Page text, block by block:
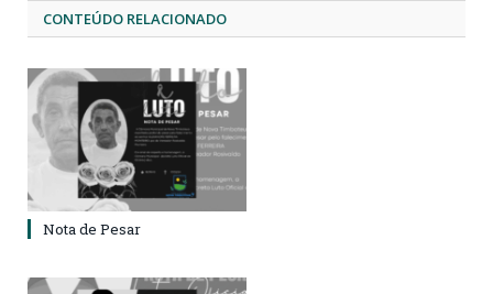
CONTEÚDO RELACIONADO
Nota de Pesar